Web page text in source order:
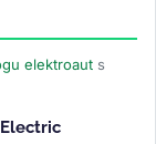
elektroaut s
Electric